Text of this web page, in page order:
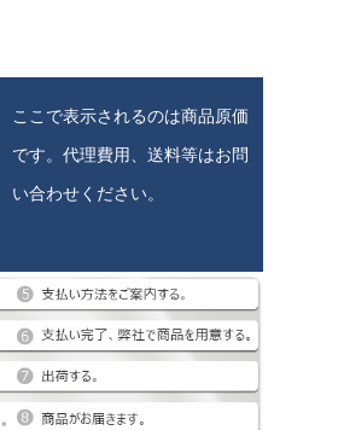
ここで表示されるのは商品原価
です。代理費用、送料等はお問
い合わせください。